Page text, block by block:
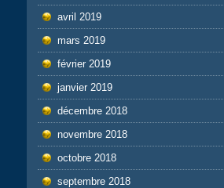
avril 2019
mars 2019
février 2019
janvier 2019
décembre 2018
novembre 2018
octobre 2018
septembre 2018